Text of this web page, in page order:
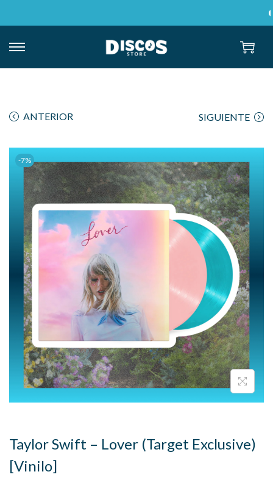
ANTERIOR SIGUIENTE
-7%
Taylor Swift – Lover (Target Exclusive)
[Vinilo]